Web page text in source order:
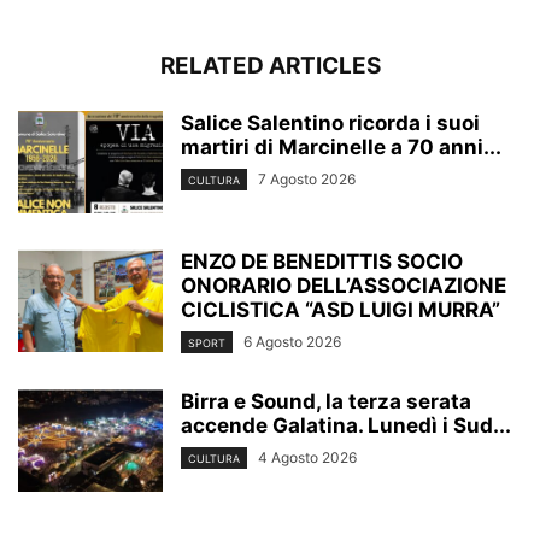
RELATED ARTICLES
Salice Salentino ricorda i suoi
martiri di Marcinelle a 70 anni...
CULTURA 7 Agosto 2026
ENZO DE BENEDITTIS SOCIO
ONORARIO DELL’ASSOCIAZIONE
CICLISTICA “ASD LUIGI MURRA”
SPORT 6 Agosto 2026
Birra e Sound, la terza serata
accende Galatina. Lunedì i Sud...
CULTURA 4 Agosto 2026